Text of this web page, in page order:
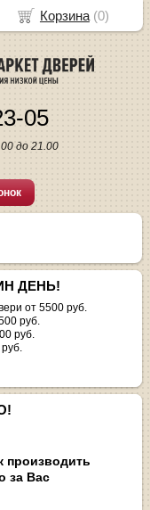
05
до 21.00
ДЕНЬ!
от 5500 руб.
руб.
руб.
производить
за Вас
Корзина(0)